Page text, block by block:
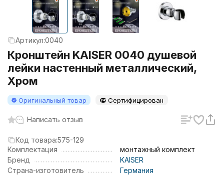
Артикул:0040
Кронштейн KAISER 0040 душевой
лейки настенный металлический,
Хром
Оригинальный товар Сертифицирован
Написать отзыв
Код товара:575-129
Комплектация
монтажный комплект
Бренд
KAISER
Страна-изготовитель
Германия